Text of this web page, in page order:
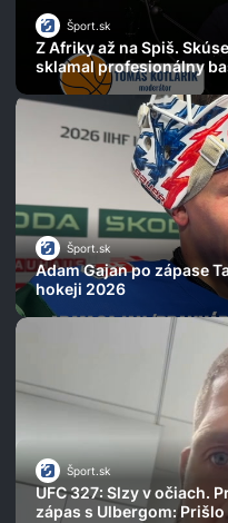
Šport.sk
Z Afriky až na Spiš.
sklamal profesionálny
Šport.sk
Adam Gajan po zápase
hokeji 2026
Šport.sk
UFC 327: Slzy v očiach.
zápas s Ulbergom: